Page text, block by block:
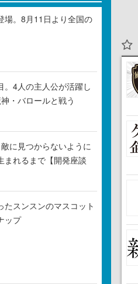
場。8月11日より全国の
。4人の主人公が活躍し
・バロールと戦う
に見つからないように
まれるまで【開発座談
スンスンのマスコット
ップ